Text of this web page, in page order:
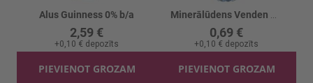
Alus Guinness 0% b/a
2,59 €
+0,10 € depozīts
PIEVIENOT GROZAM
0,69 €
+0,10 € depozīts
PIEVIENOT GROZAM